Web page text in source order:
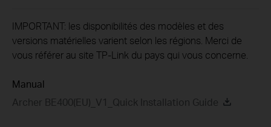
IMPORTANT: les disponibilités des modèles et des
versions matérielles varient selon les régions. Merci de
vous référer au site TP-Link du pays qui vous concerne.
Manual
Archer BE400(EU)_V1_Quick Installation Guide